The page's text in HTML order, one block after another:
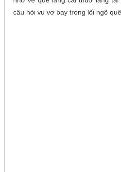
câu hỏi vu vơ bay trong lối ngõ